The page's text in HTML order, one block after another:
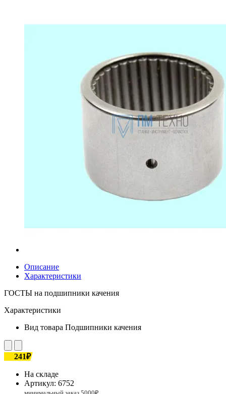
Описание
Характеристики
ГОСТЫ на подшипники качения
Характеристики
Вид товара Подшипники качения
241₽
На складе
Артикул: 6752